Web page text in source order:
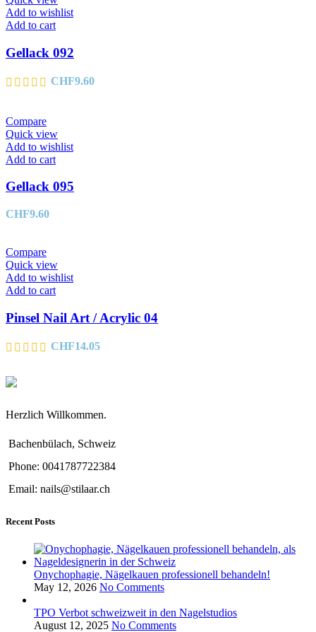
Add to wishlist
Add to cart
Gellack 092
CHF9.60
Compare
Quick view
Add to wishlist
Add to cart
Gellack 095
CHF9.60
Compare
Quick view
Add to wishlist
Add to cart
Pinsel Nail Art / Acrylic 04
CHF14.05
Herzlich Willkommen.
Bachenbülach, Schweiz
Phone: 0041787722384
Email: nails@stilaar.ch
Recent Posts
Onychophagie, Nägelkauen professionell behandeln!
May 12, 2026 No Comments
TPO Verbot schweizweit in den Nagelstudios
August 12, 2025 No Comments